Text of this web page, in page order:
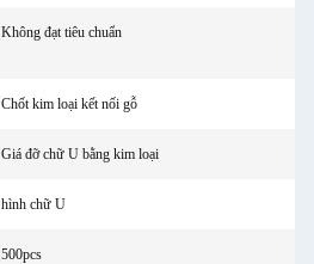
Không đạt tiêu chuẩn
Chốt kim loại kết nối gỗ
Giá đỡ chữ U bằng kim loại
hình chữ U
500pcs